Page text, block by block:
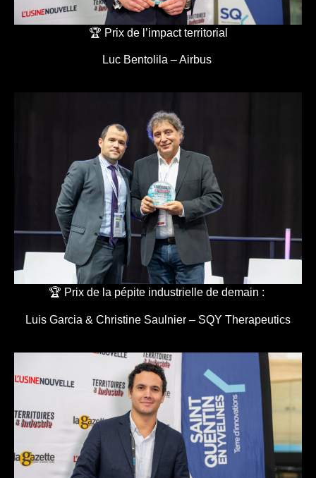
🏆 Prix de l’impact territorial
Luc Bentolila – Airbus
🏆 Prix de la pépite industrielle de demain :
Luis Garcia & Christine Saulnier – SQY Therapeutics